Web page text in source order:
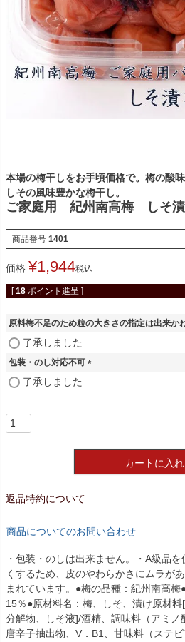
本場の梅干しをお手頃価格で。梅の酸
しその風味豊かな梅干し。
ご家庭用 紀州南高梅 しそ
商品番号 1401
価格 ¥1,944税込
[ 18 ポイント進呈 ]
原料梅不足のため粒の大きさの指定は出来か
了承しました
包装・のし対応不可
了承しました
カートに入れ
返品特約について
商品についてのお問い合わせ
・包装・のしは出来ません。・A級品
くするため、皮のやわらかさにムラが
まれています。●梅の品種：紀州南高
15％●原材料名：梅、しそ、漬け原材
分解物、しそ液]/酒精、調味料（アミノ
唐辛子抽出物、V．B1、甘味料（ステ